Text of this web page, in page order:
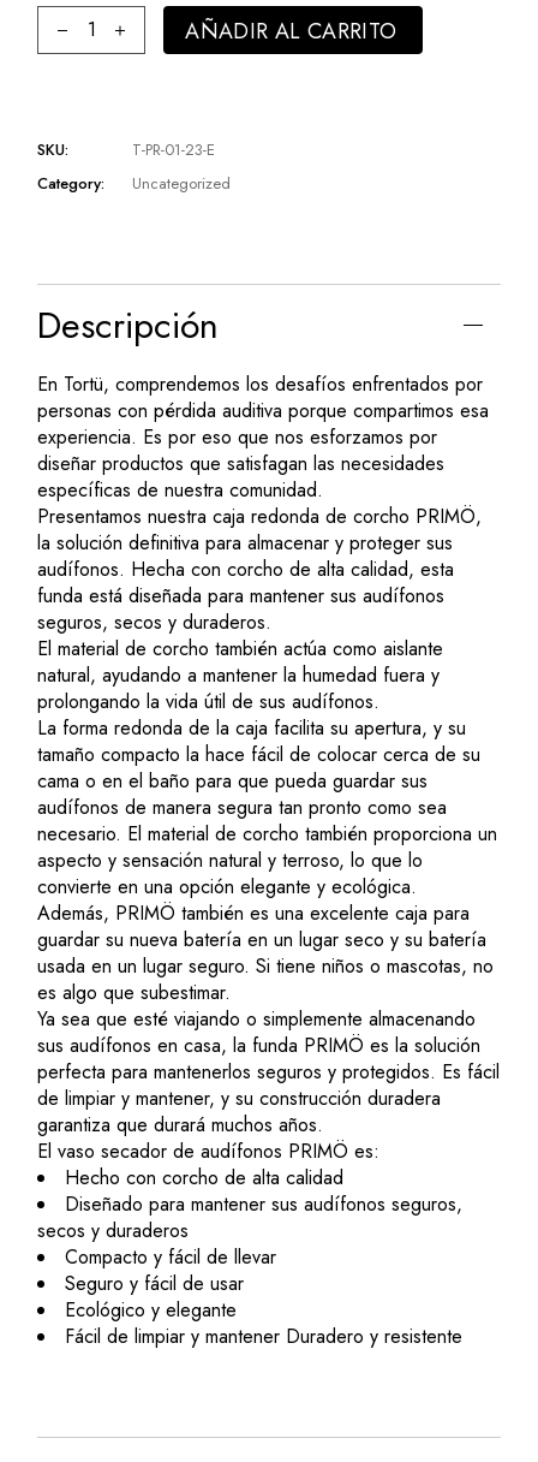
AÑADIR AL CARRITO
SKU:
T-PR-01-23-E
Category:
Uncategorized
Descripción
En Tortü, comprendemos los desafíos enfrentados por
personas con pérdida auditiva porque compartimos esa
experiencia. Es por eso que nos esforzamos por
diseñar productos que satisfagan las necesidades
específicas de nuestra comunidad.
Presentamos nuestra caja redonda de corcho PRIMÖ,
la solución definitiva para almacenar y proteger sus
audífonos. Hecha con corcho de alta calidad, esta
funda está diseñada para mantener sus audífonos
seguros, secos y duraderos.
El material de corcho también actúa como aislante
natural, ayudando a mantener la humedad fuera y
prolongando la vida útil de sus audífonos.
La forma redonda de la caja facilita su apertura, y su
tamaño compacto la hace fácil de colocar cerca de su
cama o en el baño para que pueda guardar sus
audífonos de manera segura tan pronto como sea
necesario. El material de corcho también proporciona un
aspecto y sensación natural y terroso, lo que lo
convierte en una opción elegante y ecológica.
Además, PRIMÖ también es una excelente caja para
guardar su nueva batería en un lugar seco y su batería
usada en un lugar seguro. Si tiene niños o mascotas, no
es algo que subestimar.
Ya sea que esté viajando o simplemente almacenando
sus audífonos en casa, la funda PRIMÖ es la solución
perfecta para mantenerlos seguros y protegidos. Es fácil
de limpiar y mantener, y su construcción duradera
garantiza que durará muchos años.
El vaso secador de audífonos PRIMÖ es:
Hecho con corcho de alta calidad
Diseñado para mantener sus audífonos seguros,
secos y duraderos
Compacto y fácil de llevar
Seguro y fácil de usar
Ecológico y elegante
Fácil de limpiar y mantener Duradero y resistente